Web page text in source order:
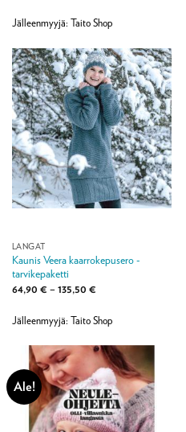
/ 5
Jälleenmyyjä: Taito Shop
LANGAT
Kaunis Veera kaarrokepusero -
tarvikepaketti
64,90 € – 135,50 €Hintaluokka:
135,50 €
Jälleenmyyjä: Taito Shop
Ale!